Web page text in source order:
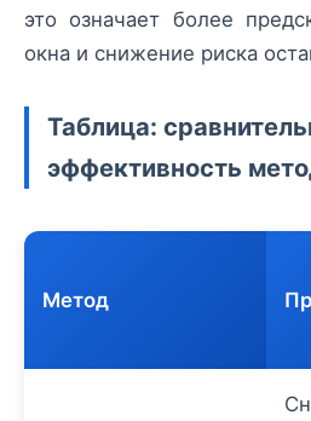
это означает более
окна и снижение риска
Таблица:
эффективность
Метод